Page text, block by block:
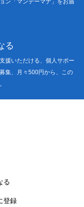
る
援いただける、個人サポー
集、月々500円から、この
る
登録